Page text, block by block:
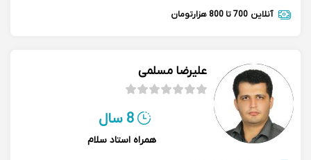
آنلاین 700 تا 800 هزارتومان
علیرضا مسلمی
8 سال
همراه استاد سلام